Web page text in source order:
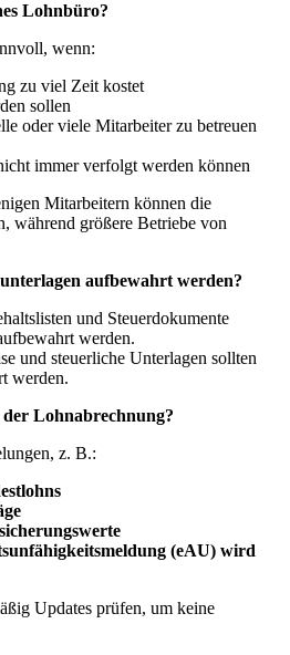
Lohnbüro?
wenn:
zu viel Zeit kostet
sollen
oder viele Mitarbeiter zu betreuen
immer verfolgt werden können
Mitarbeitern können die
während größere Betriebe von
aufbewahrt werden?
und Steuerdokumente
werden.
und steuerliche Unterlagen sollten
werden.
der Lohnabrechnung?
z. B.:
(eAU) wird
Updates prüfen, um keine